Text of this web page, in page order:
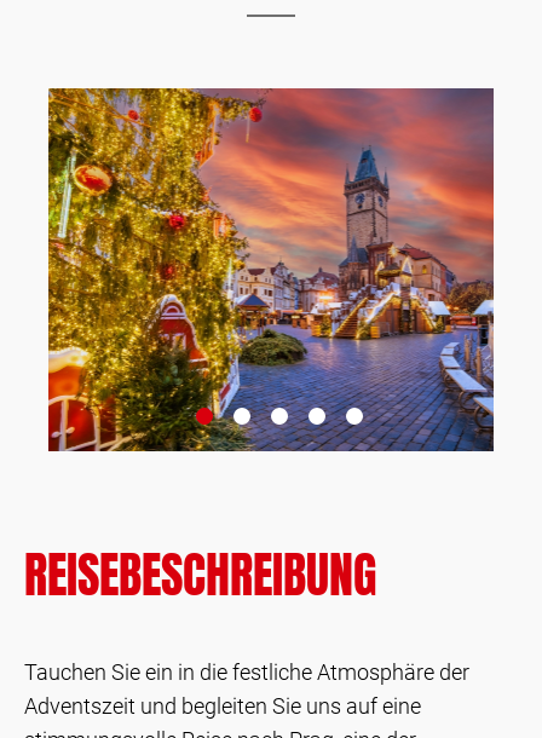
REISEBESCHREIBUNG
Tauchen Sie ein in die festliche Atmosphäre der
Adventszeit und begleiten Sie uns auf eine